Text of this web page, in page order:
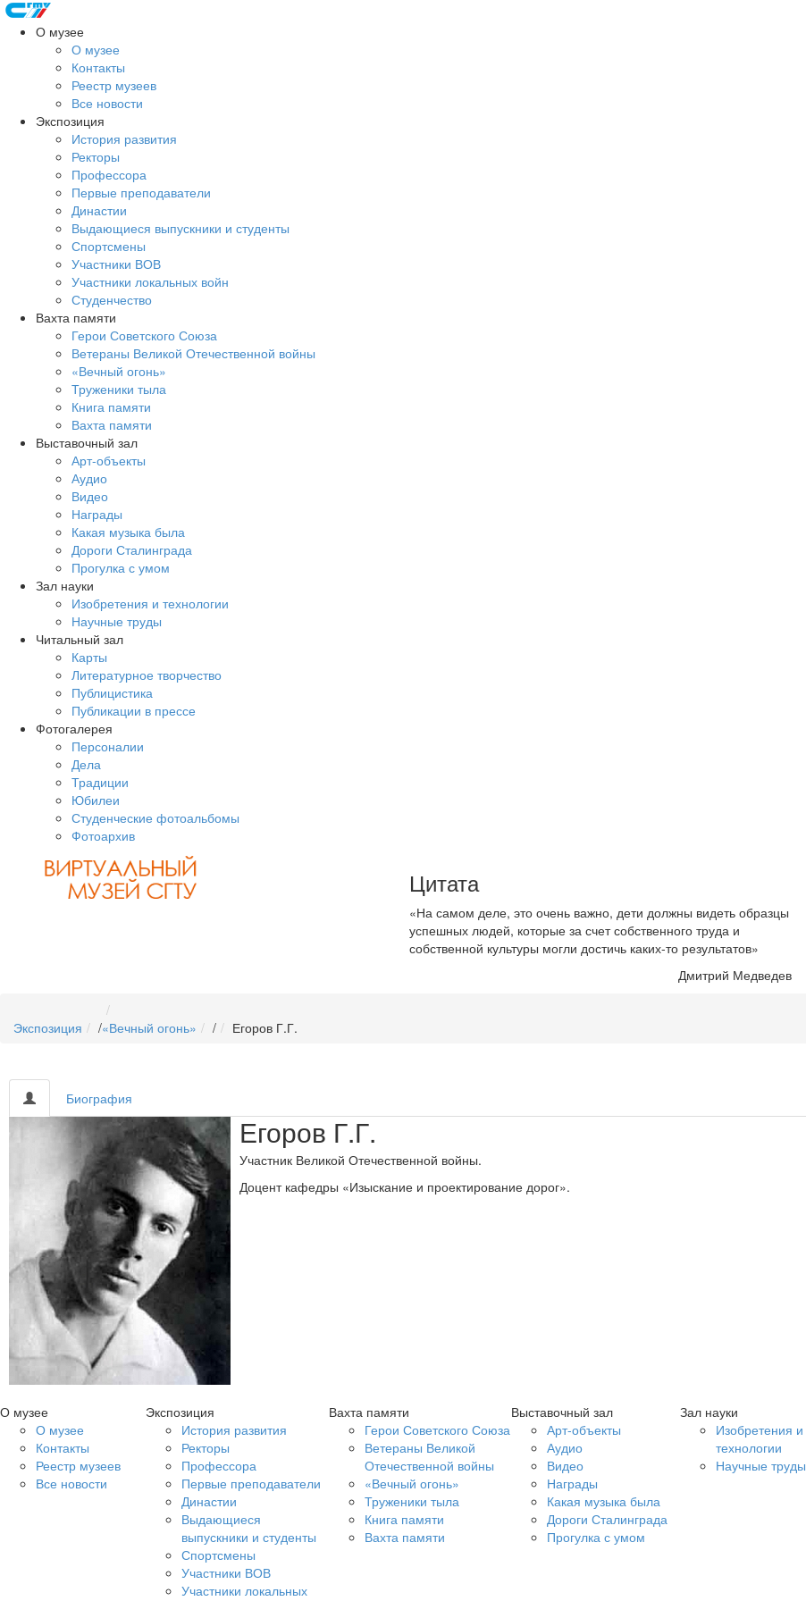
О музее
О музее
Контакты
Реестр музеев
Все новости
Экспозиция
История развития
Ректоры
Профессора
Первые преподаватели
Династии
Выдающиеся выпускники и студенты
Спортсмены
Участники ВОВ
Участники локальных войн
Студенчество
Вахта памяти
Герои Советского Союза
Ветераны Великой Отечественной войны
«Вечный огонь»
Труженики тыла
Книга памяти
Вахта памяти
Выставочный зал
Арт-объекты
Аудио
Видео
Награды
Какая музыка была
Дороги Сталинграда
Прогулка с умом
Зал науки
Изобретения и технологии
Научные труды
Читальный зал
Карты
Литературное творчество
Публицистика
Публикации в прессе
Фотогалерея
Персоналии
Дела
Традиции
Юбилеи
Студенческие фотоальбомы
Фотоархив
Цитата
«На самом деле, это очень важно, дети должны видеть образцы
успешных людей, которые за счет собственного труда и
собственной культуры могли достичь каких-то результатов»
Дмитрий Медведев
Экспозиция /«Вечный огонь» / Егоров Г.Г.
Биография
Егоров Г.Г.
Участник Великой Отечественной войны.
Доцент кафедры «Изыскание и проектирование дорог».
О музее
О музее
Контакты
Реестр музеев
Все новости
Экспозиция
История развития
Ректоры
Профессора
Первые преподаватели
Династии
Выдающиеся
выпускники и студенты
Спортсмены
Участники ВОВ
Участники локальных
Вахта памяти
Герои Советского Союза
Ветераны Великой
Отечественной войны
«Вечный огонь»
Труженики тыла
Книга памяти
Вахта памяти
Выставочный зал
Арт-объекты
Аудио
Видео
Награды
Какая музыка была
Дороги Сталинграда
Прогулка с умом
Зал науки
Изобретения и
технологии
Научные труды